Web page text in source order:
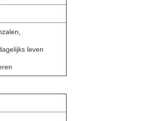
leven